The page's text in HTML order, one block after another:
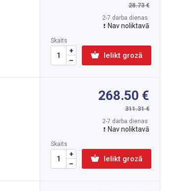
28.73
2-7 darba dienas
Nav noliktavā
Skaits
Ielikt grozā
268.50
311.31
2-7 darba dienas
Nav noliktavā
Skaits
Ielikt grozā